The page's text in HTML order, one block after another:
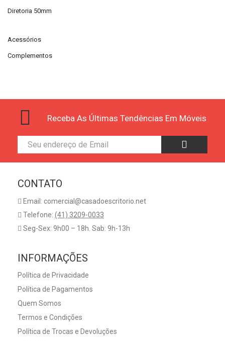
Diretoria 50mm
Acessórios
Complementos
Receba As Últimas Tendências Em Móveis
CONTATO
Email: comercial@casadoescritorio.net
Telefone: (41) 3209-0033
Seg-Sex: 9h00 – 18h. Sab: 9h-13h
INFORMAÇÕES
Política de Privacidade
Política de Pagamentos
Quem Somos
Termos e Condições
Política de Trocas e Devoluções